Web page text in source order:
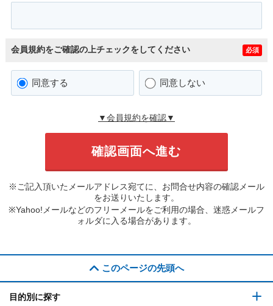
会員規約をご確認の上チェックをしてください 必須
同意する 同意しない
▼会員規約を確認▼
※ご記入頂いたメールアドレス宛てに、お問合せ内容の確認メール
をお送りいたします。
※Yahoo!メールなどのフリーメールをご利用の場合、迷惑メールフ
ォルダに入る場合があります。
このページの先頭へ
目的別に探す